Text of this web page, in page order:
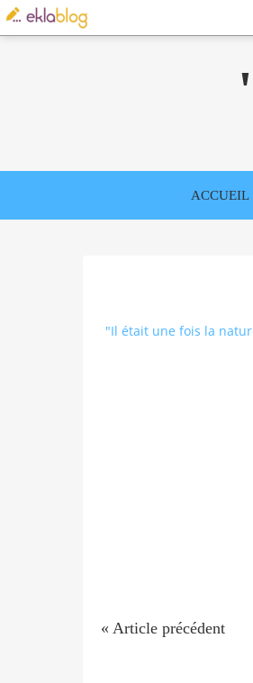
ACCUEIL
"Il était une fois la
« Article précédent